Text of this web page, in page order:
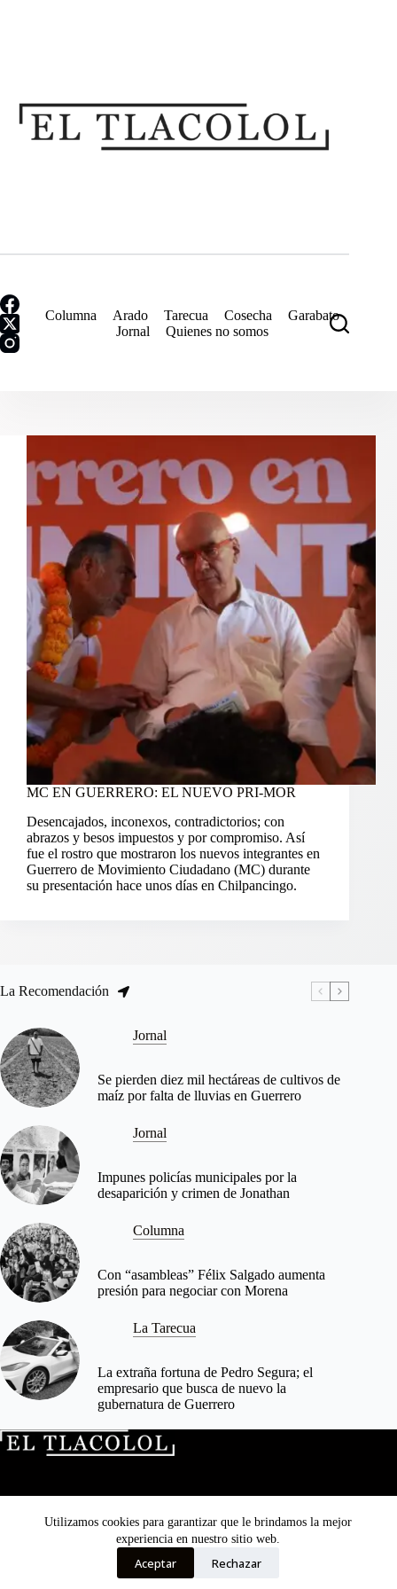
Utilizamos cookies para garantizar que le brindamos la mejor
experiencia en nuestro sitio web.
Aceptar Rechazar
Columna Arado Tarecua Cosecha
Garabato
Jornal
Quienes no somos
MC EN GUERRERO: EL NUEVO PRI-MOR
Desencajados, inconexos, contradictorios; con
abrazos y besos impuestos y por compromiso. Así
fue el rostro que mostraron los nuevos integrantes en
Guerrero de Movimiento Ciudadano (MC) durante
su presentación hace unos días en Chilpancingo.
La Recomendación
Jornal
Se pierden diez mil hectáreas de cultivos de
maíz por falta de lluvias en Guerrero
Jornal
Impunes policías municipales por la
desaparición y crimen de Jonathan
Columna
Con “asambleas” Félix Salgado aumenta
presión para negociar con Morena
La Tarecua
La extraña fortuna de Pedro Segura; el
empresario que busca de nuevo la
gubernatura de Guerrero
El Tlacolol © 2026. Todos los derechos reservados.